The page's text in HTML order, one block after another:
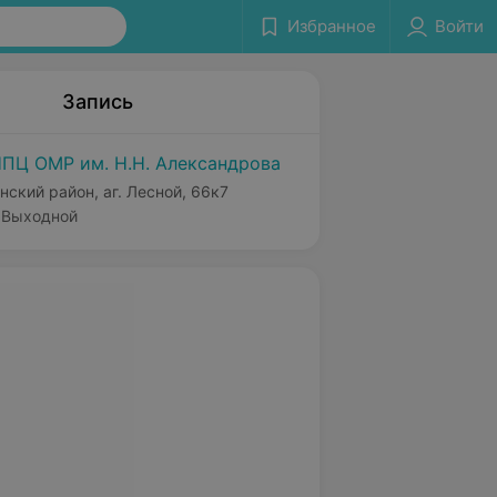
Избранное Войти
Запись
ОМР им. Н.Н. Александрова
район, аг. Лесной, 66к7
Выходной